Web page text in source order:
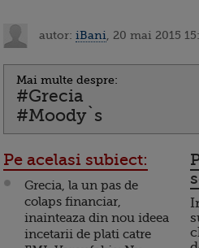
autor: iBani , 20 mai 2015
Mai multe despre:
#Grecia
#Moody`s
Pe acelasi subiect:
Grecia, la un pas de
colaps financiar,
inainteaza din nou ideea
incetarii de plati catre